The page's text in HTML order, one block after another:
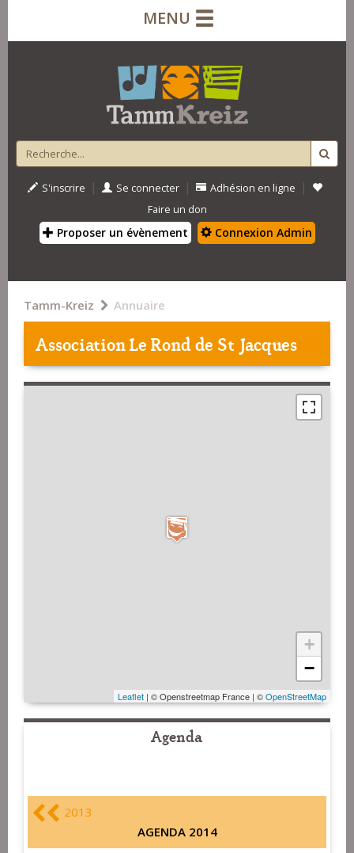
MENU
S'inscrire | Se connecter | Adhésion en ligne |
Faire un don
Proposer un évènement Connexion Admin
Tamm-Kreiz Annuaire
Association Le Rond de St Jacques
+
−
Leaflet | © Openstreetmap France | ©OpenStreetMap
Agenda
2013
AGENDA 2014